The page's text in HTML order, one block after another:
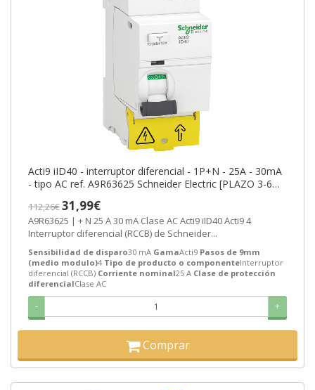
Acti9 iID40 - interruptor diferencial - 1P+N - 25A - 30mA
- tipo AC ref. A9R63625 Schneider Electric [PLAZO 3-6
112,26€31,99€
A9R63625 | + N 25 A 30 mA Clase AC Acti9 iID40 Acti9 4
Interruptor diferencial (RCCB) de Schneider...
Sensibilidad de disparo30 mA GamaActi9 Pasos de 9mm
(medio modulo)4 Tipo de producto o componenteInterruptor
diferencial (RCCB) Corriente nominal25 A Clase de protección
diferencialClase AC
- +
Comprar